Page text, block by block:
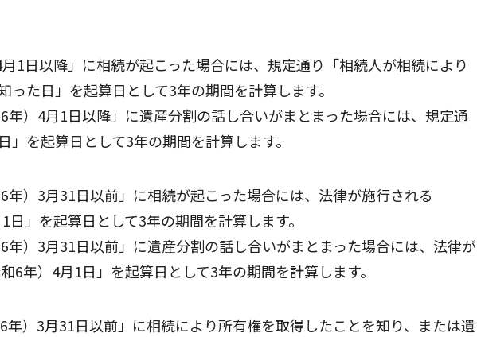
1日以降」に相続が起こった場合には、規定通り「相続人が相続により
った日」を起算日として3年の期間を計算します。
）4月1日以降」に遺産分割の話し合いがまとまった場合には、規定通
」を起算日として3年の期間を計算します。
）3月31日以前」に相続が起こった場合には、法律が施行される
日」を起算日として3年の期間を計算します。
）3月31日以前」に遺産分割の話し合いがまとまった場合には、法律が
6年）4月1日」を起算日として3年の期間を計算します。
年）3月31日以前」に相続により所有権を取得したことを知り、または遺